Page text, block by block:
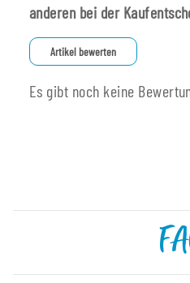
anderen bei der
Artikel bewerten
Es gibt noch keine